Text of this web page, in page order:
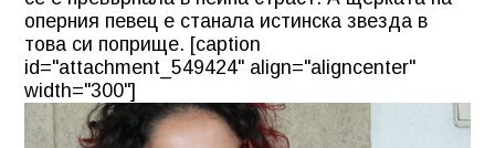
оперния певец е станала истинска звезда в
това си поприще. [caption
id="attachment_549424" align="aligncenter"
width="300"]